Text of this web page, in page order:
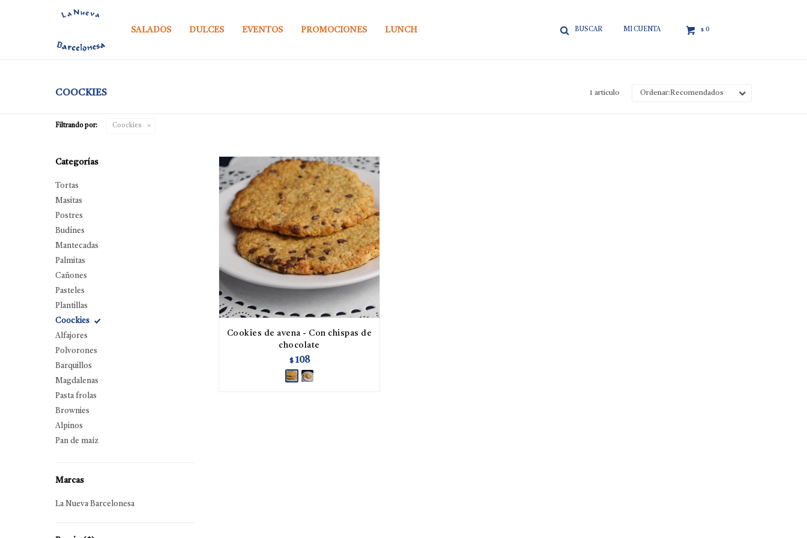
SALADOS DULCES EVENTOS PROMOCIONES LUNCH $ 0
COOCKIES 1 artículo Recomendados
Filtrando por: Coockies
Cookies de avena - Con chispas de
chocolate
$ 108
Categorías
Tortas
Masitas
Postres
Budínes
Mantecadas
Palmitas
Cañones
Pasteles
Plantillas
Coockies
Alfajores
Polvorones
Barquillos
Magdalenas
Pasta frolas
Brownies
Alpinos
Pan de maíz
Marcas
La Nueva Barcelonesa